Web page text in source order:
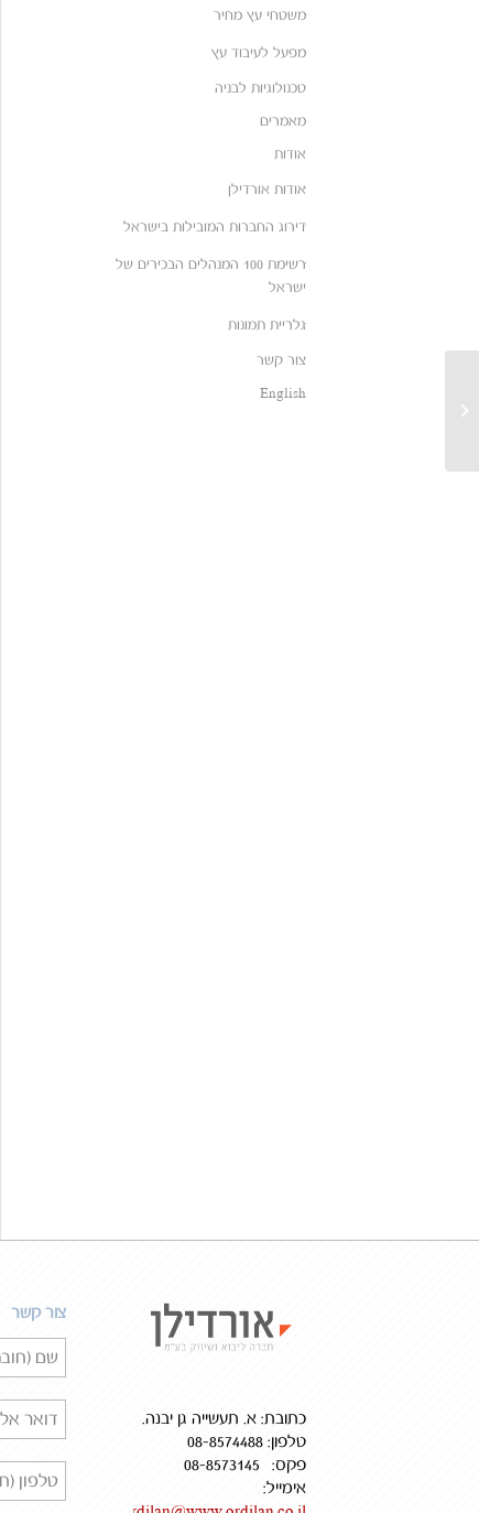
משטחי עץ מחיר
מפעל לעיבוד עץ
טכנולוגיות לבניה
מאמרים
אודות
אודות אורדילן
דירוג החברות המובילות בישראל
רשימת 100 המנהלים הבכירים של
ישראל
גלריית תמונות
צור קשר
English
כתובת: א. תעשייה גן יבנה.
טלפון: 08-8574488
פקס: 08-8573145
אימייל:
צור קשר